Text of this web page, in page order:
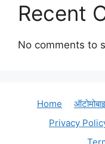
Recent
No comments to
Home
Privacy